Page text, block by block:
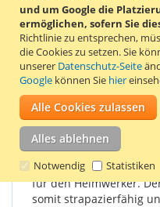
und um Google die
ermöglichen, sofern Sie
Richtlinie zu entsprechen,
die Cookies zu setzen.Sie
unserer Datenschutz-Seite
Google können Sie hier
Alle Cookies zulassen
Alles ablehnen
Notwendig Statistiken
Herkömmlicher
Größe ist universell. 13
Einzelheiten
Mit dem herkömmlichen
haben Sie Ihr
zum Beispiel für einen
für den Heimwerker.
somit strapazierfähig